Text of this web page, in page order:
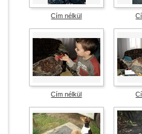
Cím nélkül
Cím nélkül
átlag